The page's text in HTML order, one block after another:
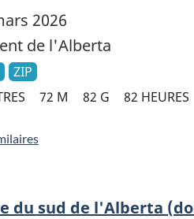
2026
de l'Alberta
ZIP
72 M 82 G 82 HEURES
du sud de l'Alberta